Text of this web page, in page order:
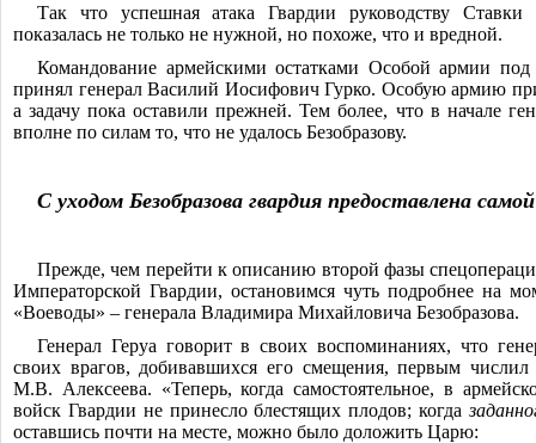
Так что успешная атака Гвардии руководству
показалась не только не нужной, но похоже, что и вредной.
Командование армейскими остатками Особой армии
принял генерал Василий Иосифович Гурко. Особую армию
а задачу пока оставили прежней. Тем более, что в начале
вполне по силам то, что не удалось Безобразову.
С уходом Безобразова гвардия предоставлена
Прежде, чем перейти к описанию второй фазы
Императорской Гвардии, остановимся чуть подробнее на
«Воеводы» ‒ генерала Владимира Михайловича Безобразова.
Генерал Геруа говорит в своих воспоминаниях, что
своих врагов, добивавшихся его смещения, первым числил
М.В. Алексеева. «Теперь, когда самостоятельное, в
войск Гвардии не принесло блестящих плодов; когда
оставшись почти на месте, можно было доложить Царю: